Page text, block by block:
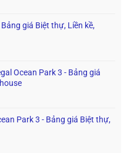
giá Biệt thự, Liền kề,
Ocean Park 3 - Bảng giá
Park 3 - Bảng giá Biệt thự,